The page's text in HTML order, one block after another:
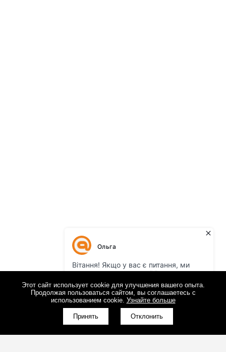
Этот сайт использует cookie для улучшения вашего опыта.
Продолжая пользоваться сайтом, вы соглашаетесь с
использованием cookie. Узнайте больше
Принять Отклонить